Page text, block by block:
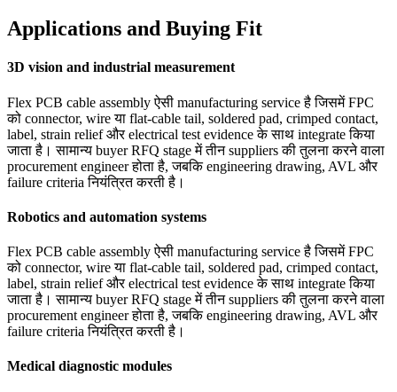
Applications and Buying Fit
3D vision and industrial measurement
Flex PCB cable assembly ऐसी manufacturing service है जिसमें FPC
को connector, wire या flat-cable tail, soldered pad, crimped contact,
label, strain relief और electrical test evidence के साथ integrate किया
जाता है। सामान्य buyer RFQ stage में तीन suppliers की तुलना करने वाला
procurement engineer होता है, जबकि engineering drawing, AVL और
failure criteria नियंत्रित करती है।
Robotics and automation systems
Flex PCB cable assembly ऐसी manufacturing service है जिसमें FPC
को connector, wire या flat-cable tail, soldered pad, crimped contact,
label, strain relief और electrical test evidence के साथ integrate किया
जाता है। सामान्य buyer RFQ stage में तीन suppliers की तुलना करने वाला
procurement engineer होता है, जबकि engineering drawing, AVL और
failure criteria नियंत्रित करती है।
Medical diagnostic modules